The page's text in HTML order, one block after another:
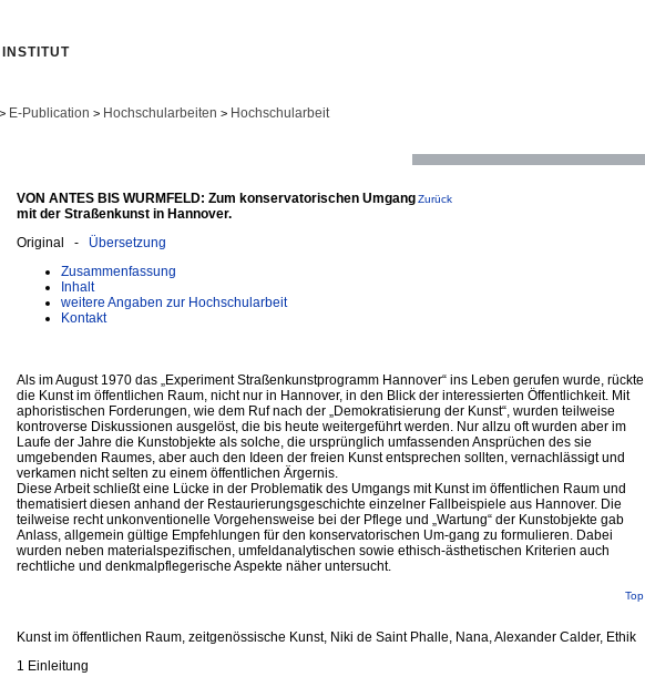
> E-Publication > Hochschularbeiten > Hochschularbeit
VON ANTES BIS WURMFELD: Zum konservatorischen Umgang
mit der Straßenkunst in Hannover.
Zurück
Original - Übersetzung
Zusammenfassung
Inhalt
weitere Angaben zur Hochschularbeit
Kontakt
Als im August 1970 das „Experiment Straßenkunstprogramm Hannover“ ins Leben gerufen wurde, rückte
die Kunst im öffentlichen Raum, nicht nur in Hannover, in den Blick der interessierten Öffentlichkeit. Mit
aphoristischen Forderungen, wie dem Ruf nach der „Demokratisierung der Kunst“, wurden teilweise
kontroverse Diskussionen ausgelöst, die bis heute weitergeführt werden. Nur allzu oft wurden aber im
Laufe der Jahre die Kunstobjekte als solche, die ursprünglich umfassenden Ansprüchen des sie
umgebenden Raumes, aber auch den Ideen der freien Kunst entsprechen sollten, vernachlässigt und
verkamen nicht selten zu einem öffentlichen Ärgernis.
Diese Arbeit schließt eine Lücke in der Problematik des Umgangs mit Kunst im öffentlichen Raum und
thematisiert diesen anhand der Restaurierungsgeschichte einzelner Fallbeispiele aus Hannover. Die
teilweise recht unkonventionelle Vorgehensweise bei der Pflege und „Wartung“ der Kunstobjekte gab
Anlass, allgemein gültige Empfehlungen für den konservatorischen Um-gang zu formulieren. Dabei
wurden neben materialspezifischen, umfeldanalytischen sowie ethisch-ästhetischen Kriterien auch
rechtliche und denkmalpflegerische Aspekte näher untersucht.
Top
Kunst im öffentlichen Raum, zeitgenössische Kunst, Niki de Saint Phalle, Nana, Alexander Calder, Ethik
1 Einleitung